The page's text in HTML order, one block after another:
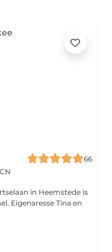
66
in Heemstede is
Eigenaresse Tina en